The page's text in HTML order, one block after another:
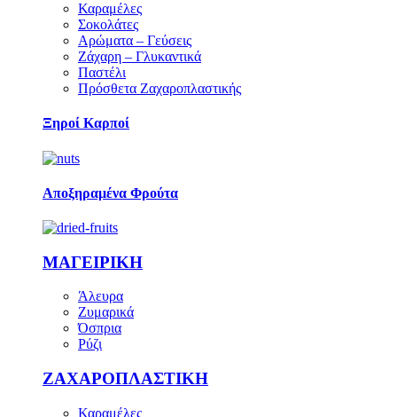
Καραμέλες
Σοκολάτες
Αρώματα – Γεύσεις
Ζάχαρη – Γλυκαντικά
Παστέλι
Πρόσθετα Ζαχαροπλαστικής
Ξηροί Καρποί
Αποξηραμένα Φρούτα
ΜΑΓΕΙΡΙΚΗ
Άλευρα
Ζυμαρικά
Όσπρια
Ρύζι
ΖΑΧΑΡΟΠΛΑΣΤΙΚΗ
Καραμέλες